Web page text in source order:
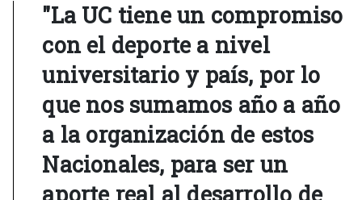
"La UC tiene un compromiso
con el deporte a nivel
universitario y país, por lo
que nos sumamos año a año
a la organización de estos
Nacionales, para ser un
aporte real al desarrollo de